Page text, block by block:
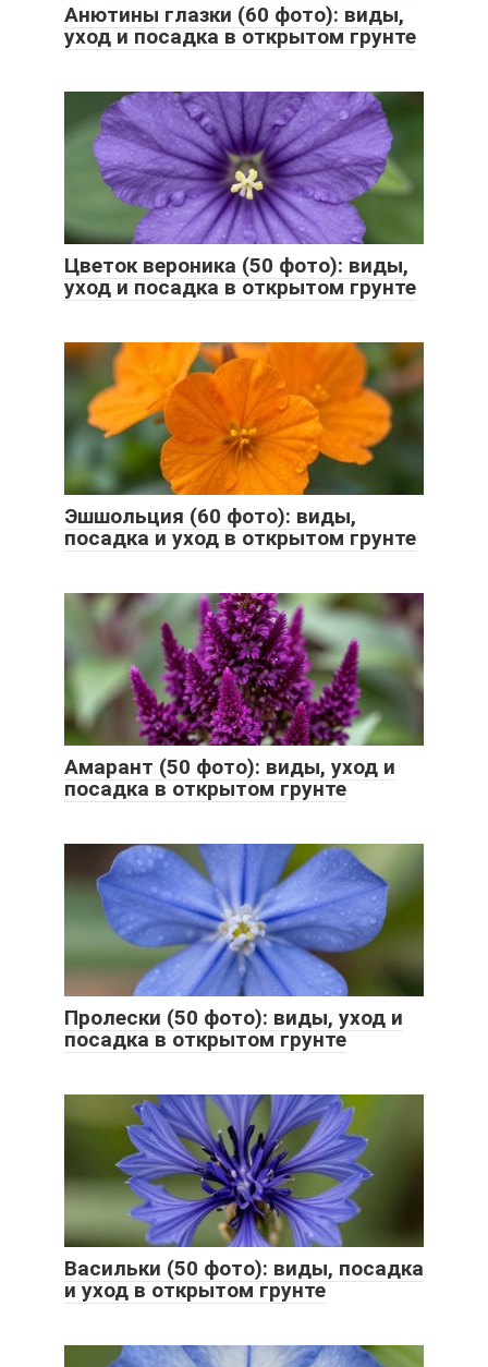
Анютины глазки (60 фото): виды,
уход и посадка в открытом грунте
Цветок вероника (50 фото): виды,
уход и посадка в открытом грунте
Эшшольция (60 фото): виды,
посадка и уход в открытом грунте
Амарант (50 фото): виды, уход и
посадка в открытом грунте
Пролески (50 фото): виды, уход и
посадка в открытом грунте
Васильки (50 фото): виды, посадка
и уход в открытом грунте